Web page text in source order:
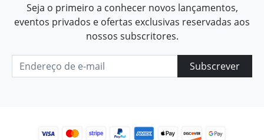
Seja o primeiro a conhecer novos lançamentos,
eventos privados e ofertas exclusivas reservadas aos
nossos subscritores.
Subscrever